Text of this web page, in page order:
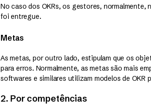
No caso dos OKRs, os gestores,
foi entregue.
Metas
As metas, por outro lado, estipulam que os
para erros. Normalmente, as metas são mais
softwares e similares utilizam modelos de OKR
2. Por competências